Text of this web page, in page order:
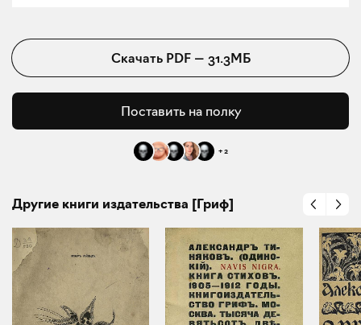
Скачать PDF— 31.3МБ
Поставить на полку
+2
Другие книги издательства [Гриф]